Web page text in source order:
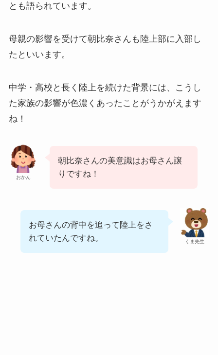
とも語られています。
母親の影響を受けて朝比奈さんも陸上部に入部し
たといいます。
中学・高校と長く陸上を続けた背景には、こうし
た家族の影響が色濃くあったことがうかがえます
ね！
おかん
朝比奈さんの美意識はお母さん譲
りですね！
くま先生
お母さんの背中を追って陸上をさ
れていたんですね。